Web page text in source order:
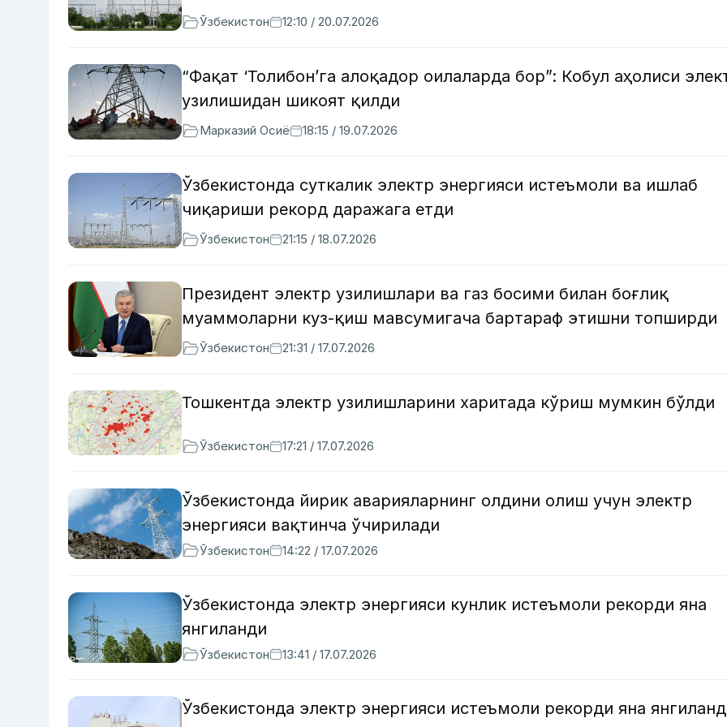
Ўзбекистон 12:10 / 20.07.2026
“Фақат ‘Толибон’га алоқадор оилаларда бор”: Кобул аҳолиси
узилишидан шикоят қилди
Марказий Осиё 18:15 / 19.07.2026
Ўзбекистонда суткалик электр энергияси истеъмоли ва ишлаб
чиқариши рекорд даражага етди
Ўзбекистон 21:15 / 18.07.2026
Президент электр узилишлари ва газ босими билан боғлиқ
муаммоларни куз-қиш мавсумигача бартараф этишни топширди
Ўзбекистон 21:31 / 17.07.2026
Тошкентда электр узилишларини харитада кўриш мумкин бўлди
Ўзбекистон 17:21 / 17.07.2026
Ўзбекистонда йирик аварияларнинг олдини олиш учун электр
энергияси вақтинча ўчирилади
Ўзбекистон 14:22 / 17.07.2026
Ўзбекистонда электр энергияси кунлик истеъмоли рекорди яна
янгиланди
Ўзбекистон 13:41 / 17.07.2026
Ўзбекистонда электр энергияси истеъмоли рекорди яна